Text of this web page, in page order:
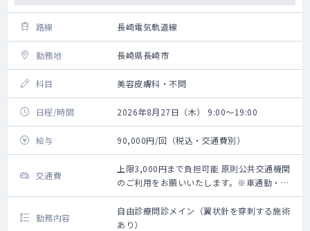
路線 長崎電気軌道線
勤務地 長崎県長崎市
科目 美容皮膚科・不問
日程/時間 2026年8月27日（木） 9:00～19:00
給与 90,000円/回（税込・交通費別）
交通費
上限3,000円まで負担可能 原則公共交通機関
のご利用をお願いいたします。※車通勤・タ
クシー利用要相談
勤務内容
自由診療問診メイン（翼状針を穿刺する施術
あり）